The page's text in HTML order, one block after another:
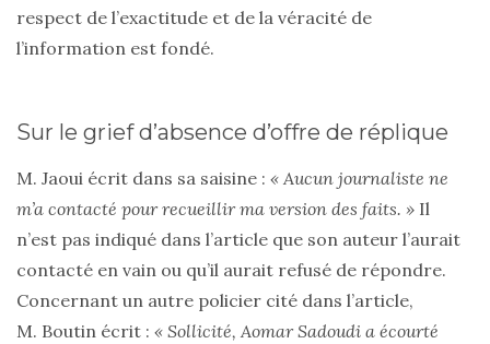
respect de l’exactitude et de la véracité de
l’information est fondé.
Sur le grief d’absence d’offre de réplique
M. Jaoui écrit dans sa saisine : « Aucun journaliste ne
m’a contacté pour recueillir ma version des faits. » Il
n’est pas indiqué dans l’article que son auteur l’aurait
contacté en vain ou qu’il aurait refusé de répondre.
Concernant un autre policier cité dans l’article,
M. Boutin écrit : « Sollicité, Aomar Sadoudi a écourté